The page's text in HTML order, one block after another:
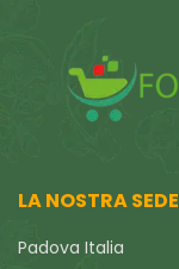
LA NOSTRA SEDE
Padova Italia